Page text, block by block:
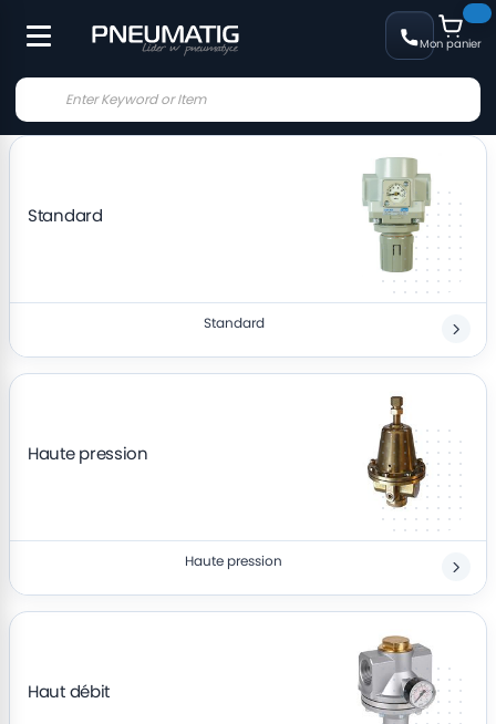
Mon panier
Standard
Standard
Haute pression
Haute pression
Haut débit